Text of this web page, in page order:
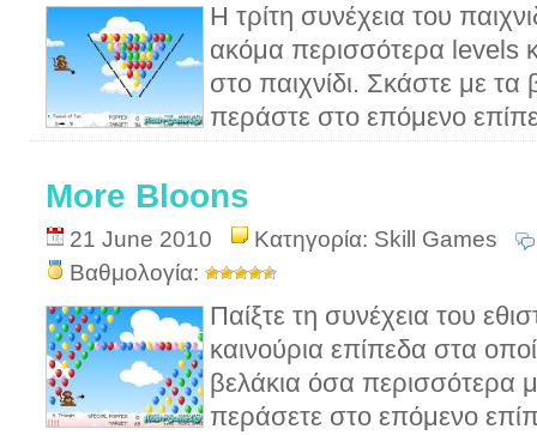
Η τρίτη συνέχεια του
ακόμα περισσότερα levels
στο παιχνίδι. Σκάστε με τα
περάστε στο επόμενο
More Bloons
21 June 2010 Κατηγορία: Skill Games
Βαθμολογία:
Παίξτε τη συνέχεια του
καινούρια επίπεδα στα
βελάκια όσα περισσότερα
περάσετε στο επόμενο